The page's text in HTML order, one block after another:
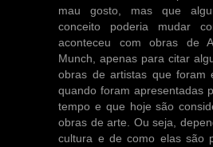
mau gosto, mas que
conceito poderia mudar
aconteceu com obras de
Munch, apenas para citar
obras de artistas que foram
quando foram apresentadas
tempo e que hoje são
obras de arte. Ou seja,
cultura e de como elas são